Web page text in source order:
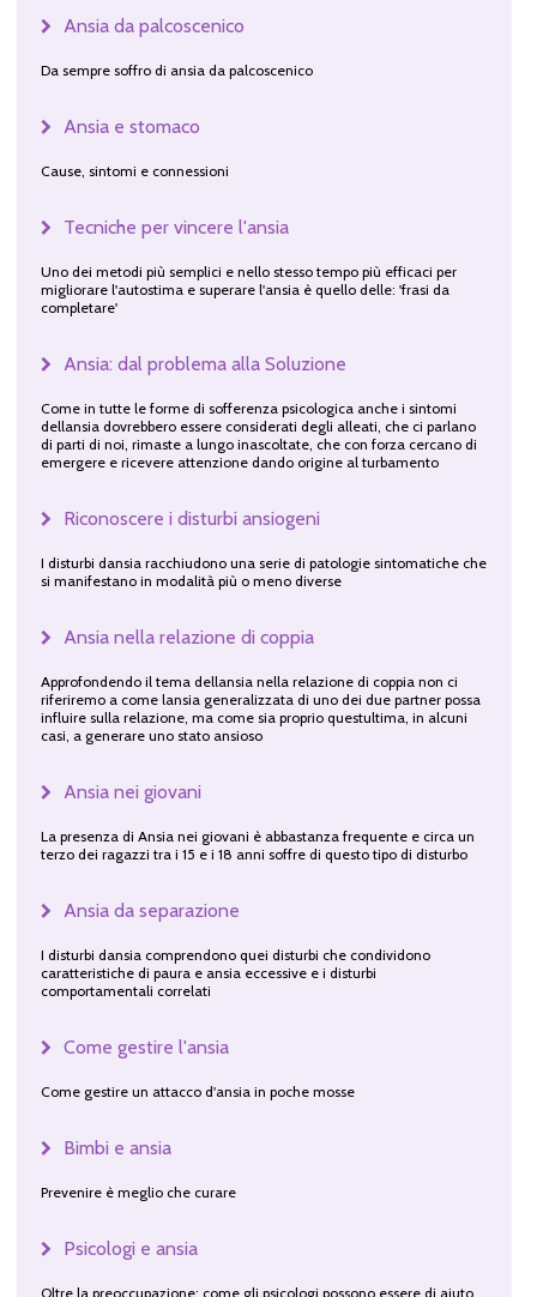
Ansia da palcoscenico
Da sempre soffro di ansia da palcoscenico
Ansia e stomaco
Cause, sintomi e connessioni
Tecniche per vincere l'ansia
Uno dei metodi più semplici e nello stesso tempo più efficaci per
migliorare l'autostima e superare l'ansia è quello delle: 'frasi da
completare'
Ansia: dal problema alla Soluzione
Come in tutte le forme di sofferenza psicologica anche i sintomi
dellansia dovrebbero essere considerati degli alleati, che ci parlano
di parti di noi, rimaste a lungo inascoltate, che con forza cercano di
emergere e ricevere attenzione dando origine al turbamento
Riconoscere i disturbi ansiogeni
I disturbi dansia racchiudono una serie di patologie sintomatiche che
si manifestano in modalità più o meno diverse
Ansia nella relazione di coppia
Approfondendo il tema dellansia nella relazione di coppia non ci
riferiremo a come lansia generalizzata di uno dei due partner possa
influire sulla relazione, ma come sia proprio questultima, in alcuni
casi, a generare uno stato ansioso
Ansia nei giovani
La presenza di Ansia nei giovani è abbastanza frequente e circa un
terzo dei ragazzi tra i 15 e i 18 anni soffre di questo tipo di disturbo
Ansia da separazione
I disturbi dansia comprendono quei disturbi che condividono
caratteristiche di paura e ansia eccessive e i disturbi
comportamentali correlati
Come gestire l'ansia
Come gestire un attacco d'ansia in poche mosse
Bimbi e ansia
Prevenire è meglio che curare
Psicologi e ansia
Oltre la preoccupazione: come gli psicologi possono essere di aiuto